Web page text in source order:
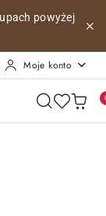
kotka,co
Moje konto